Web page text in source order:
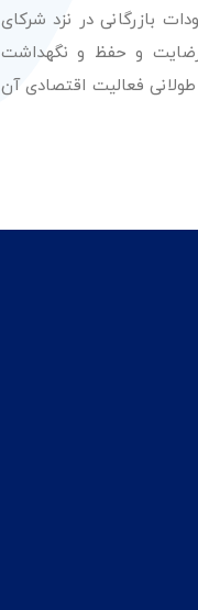
بازرگانی در نزد شرکای
رضایت و حفظ و نگهداشت
فعالیت اقتصادی آن